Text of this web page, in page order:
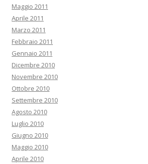
Maggio 2011
Aprile 2011
Marzo 2011
Febbraio 2011
Gennaio 2011
Dicembre 2010
Novembre 2010
Ottobre 2010
Settembre 2010
Agosto 2010
Luglio 2010
Giugno 2010
Maggio 2010
Aprile 2010